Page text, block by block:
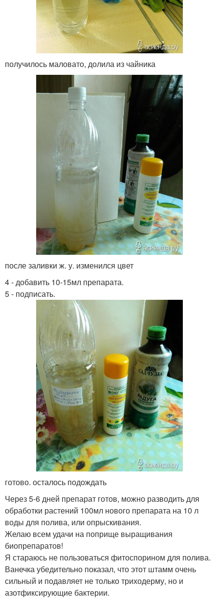
получилось маловато, долила из чайника
после заливки ж. у. изменился цвет
4 - добавить 10-15мл препарата.
5 - подписать.
готово. осталось подождать
Через 5-6 дней препарат готов, можно разводить для
обработки растений 100мл нового препарата на 10 л
воды для полива, или опрыскивания.
Желаю всем удачи на поприще выращивания
биопрепаратов!
Я стараюсь не пользоваться фитоспорином для полива.
Ванечка убедительно показал, что этот штамм очень
сильный и подавляет не только триходерму, но и
азотфиксирующие бактерии.